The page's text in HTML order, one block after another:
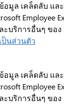
อมูล เคล็ดลับ แล
Employee
บริการอื่นๆ ของ
ป็นส่วนตัว
อมูล เคล็ดลับ แล
Employee
บริการอื่นๆ ของ